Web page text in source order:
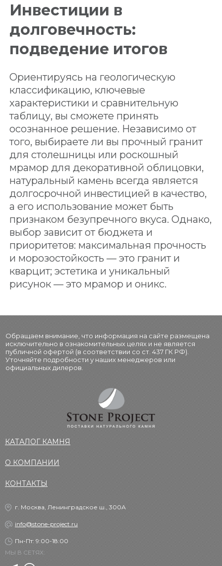
Инвестиции в
долговечность:
подведение итогов
Ориентируясь на геологическую
классификацию, ключевые
характеристики и сравнительную
таблицу, вы сможете принять
осознанное решение. Независимо от
того, выбираете ли вы прочный гранит
для столешницы или роскошный
мрамор для декоративной облицовки,
натуральный камень всегда является
долгосрочной инвестицией в качество,
а его использование может быть
признаком безупречного вкуса. Однако,
выбор зависит от бюджета и
приоритетов: максимальная прочность
и морозостойкость — это гранит и
кварцит; эстетика и уникальный
рисунок — это мрамор и оникс.
Обращаем внимание, что информация на сайте размещена
исключительно в ознакомительных целях и не является
публичной офертой (в соответствии со ст. 437 ГК РФ).
Уточняйте подробности у наших менеджеров или
официальных дилеров.
КАТАЛОГ КАМНЯ
О КОМПАНИИ
КОНТАКТЫ
г. Москва, Ленинградское ш., 300А
info@stone-project.ru
Пн-Пт: 9:00-18:00
МЫ В СЕТЯХ: